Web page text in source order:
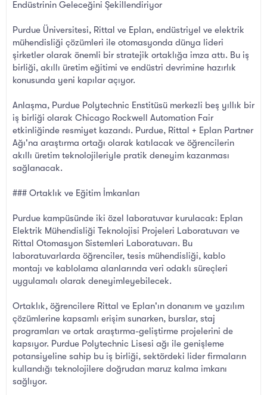
Endüstrinin Geleceğini Şekillendiriyor
Purdue Üniversitesi, Rittal ve Eplan, endüstriyel ve elektrik
mühendisliği çözümleri ile otomasyonda dünya lideri
şirketler olarak önemli bir stratejik ortaklığa imza attı. Bu iş
birliği, akıllı üretim eğitimi ve endüstri devrimine hazırlık
konusunda yeni kapılar açıyor.
Anlaşma, Purdue Polytechnic Enstitüsü merkezli beş yıllık bir
iş birliği olarak Chicago Rockwell Automation Fair
etkinliğinde resmiyet kazandı. Purdue, Rittal + Eplan Partner
Ağı'na araştırma ortağı olarak katılacak ve öğrencilerin
akıllı üretim teknolojileriyle pratik deneyim kazanması
sağlanacak.
### Ortaklık ve Eğitim İmkanları
Purdue kampüsünde iki özel laboratuvar kurulacak: Eplan
Elektrik Mühendisliği Teknolojisi Projeleri Laboratuvarı ve
Rittal Otomasyon Sistemleri Laboratuvarı. Bu
laboratuvarlarda öğrenciler, tesis mühendisliği, kablo
montajı ve kablolama alanlarında veri odaklı süreçleri
uygulamalı olarak deneyimleyebilecek.
Ortaklık, öğrencilere Rittal ve Eplan'ın donanım ve yazılım
çözümlerine kapsamlı erişim sunarken, burslar, staj
programları ve ortak araştırma-geliştirme projelerini de
kapsıyor. Purdue Polytechnic Lisesi ağı ile genişleme
potansiyeline sahip bu iş birliği, sektördeki lider firmaların
kullandığı teknolojilere doğrudan maruz kalma imkanı
sağlıyor.